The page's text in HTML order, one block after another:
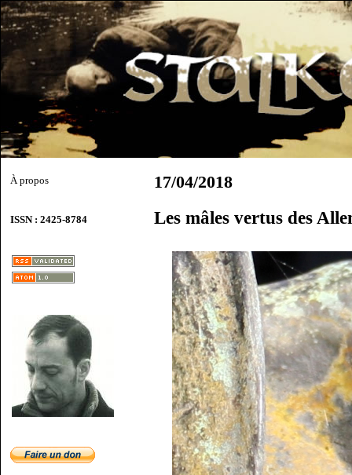
À propos
ISSN : 2425-8784
17/04/2018
Les mâles vertus des